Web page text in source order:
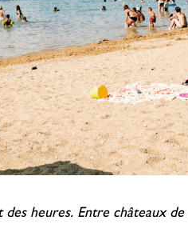
heures. Entre châteaux